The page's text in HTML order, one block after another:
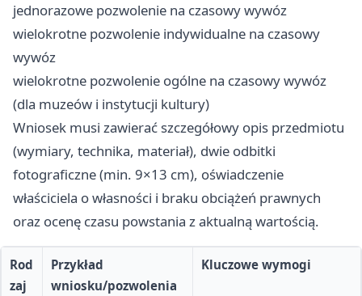
jednorazowe pozwolenie na czasowy wywóz
wielokrotne pozwolenie indywidualne na czasowy
wywóz
wielokrotne pozwolenie ogólne na czasowy wywóz
(dla muzeów i instytucji kultury)
Wniosek musi zawierać szczegółowy opis przedmiotu
(wymiary, technika, materiał), dwie odbitki
fotograficzne (min. 9×13 cm), oświadczenie
właściciela o własności i braku obciążeń prawnych
oraz ocenę czasu powstania z aktualną wartością.
Rod
zaj
Przykład
wniosku/pozwolenia
Kluczowe wymogi